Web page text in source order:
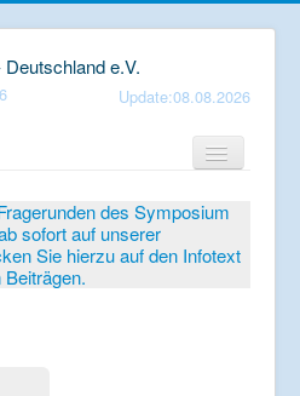
Update:08.08.2026
des Symposium
sofort auf unserer
Sie hierzu auf den Infotext